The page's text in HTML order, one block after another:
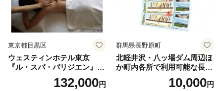
東京都目黒区
ウェスティンホテル東京
『ル・スパ・パリジエン』選
べるボディセラピー90分/1名
132,000円
群馬県長野原町
北軽井沢・八ッ場ダム周辺ほ
か町内各所で利用可能な長野
原町ふるさと感謝券（3,000
円分）【トラベル 観光 旅行
10,000円